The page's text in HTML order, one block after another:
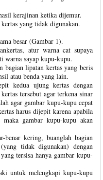
kerajinan ketika dijemur.
yang tidak digunakan.
besar (Gambar 1).
atur warna cat supaya
warna sayap kupu-kupu.
bagian lipatan kertas yang beris
atau benda yang lain.
kedua ujung kertas dengan
tersebut agar terkena sinar
agar gambar kupu-kupu cepat
harus dijepit karena apabila
gambar kupu-kupu akan
benar kering, buanglah bagian
tidak digunakan) dengan
tersisa hanya gambar kupu-
untuk melengkapi kupu-kupu